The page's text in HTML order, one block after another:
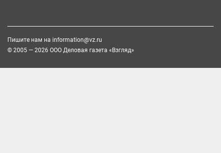
Пишите нам на information@vz.ru
© 2005 — 2026 ООО Деловая газета «Взгляд»